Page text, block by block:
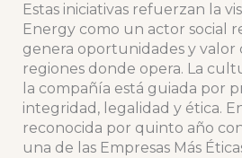
Estas iniciativas refuerzan la
Energy como un actor social
genera oportunidades y valor
regiones donde opera. La
la compañía está guiada por
integridad, legalidad y ética.
reconocida por quinto año
una de las Empresas Más